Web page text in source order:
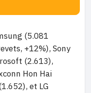
(5.081
+12%), Sony
(2.613),
Hon Hai
et LG